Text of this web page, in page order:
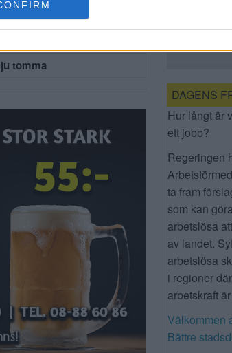
tomma
DAGENS
Hur långt är
ett jobb?
Regeringen
ta fram
som kan
arbetslösa
av landet.
arbetslösa
i regioner
arbetskraft
Välkommen
Bättre